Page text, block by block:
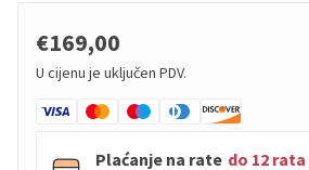
€169,00
U cijenu je uključen PDV.
Plaćanje na rate do 12 rata